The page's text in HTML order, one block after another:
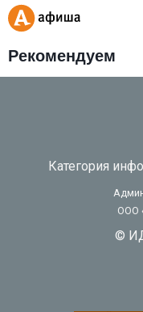
Рекомендуем
Категория
ООО
©